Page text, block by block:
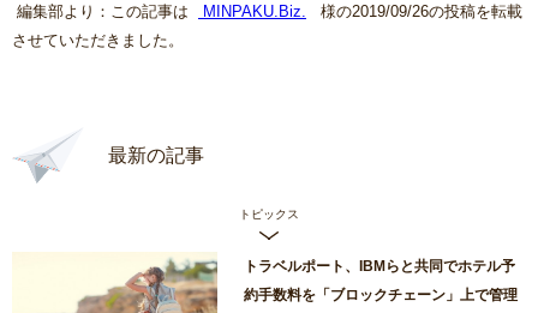
編集部より：この記事は
MINPAKU.Biz
様の2019/09/26の投稿を転載
させていただきました。
最新の記事
トピックス
トラベルポート、IBMらと共同でホテル予
約手数料を「ブロックチェーン」上で管理